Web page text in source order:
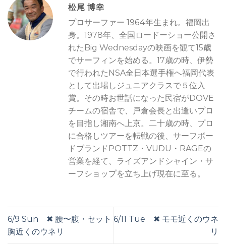
松尾 博幸
プロサーファー 1964年生まれ。福岡出
身。1978年、全国ロードーショー公開さ
れたBig Wednesdayの映画を観て15歳
でサーフィンを始める。17歳の時、伊勢
で行われたNSA全日本選手権へ福岡代表
として出場しジュニアクラスで５位入
賞。その時お世話になった民宿がDOVE
チームの宿舎で、戸倉会長と出逢いプロ
を目指し湘南へ上京。二十歳の時、プロ
に合格しツアーを転戦の後、サーフボー
ドブランドPOTTZ・VUDU・RAGEの
営業を経て、ライズアンドシャイン・サ
ーフショップを立ち上げ現在に至る。
6/9 Sun ✖︎ 腰〜腹・セット
胸近くのウネリ
6/11 Tue ✖︎ モモ近くのウネ
リ